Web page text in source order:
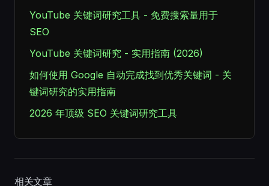
YouTube 关键词研究工具 - 免费搜索量用于
SEO
YouTube 关键词研究 - 实用指南 (2026)
如何使用 Google 自动完成找到优秀关键词 - 关
键词研究的实用指南
2026 年顶级 SEO 关键词研究工具
相关文章